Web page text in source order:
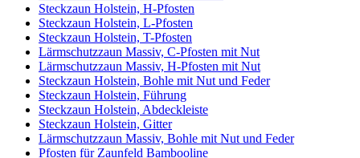
Steckzaun Holstein, H-Pfosten
Steckzaun Holstein, L-Pfosten
Steckzaun Holstein, T-Pfosten
Lärmschutzzaun Massiv, C-Pfosten mit Nut
Lärmschutzzaun Massiv, H-Pfosten mit Nut
Steckzaun Holstein, Bohle mit Nut und Feder
Steckzaun Holstein, Führung
Steckzaun Holstein, Abdeckleiste
Steckzaun Holstein, Gitter
Lärmschutzzaun Massiv, Bohle mit Nut und Feder
Pfosten für Zaunfeld Bambooline